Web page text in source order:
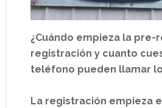
¿Cuándo empieza la pre-
registración y cuanto
teléfono pueden llamar
La registración empieza